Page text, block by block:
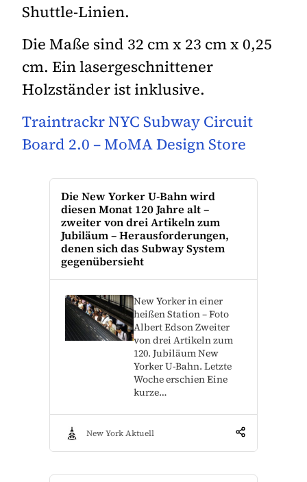
Shuttle-Linien.
Die Maße sind 32 cm x 23 cm x 0,25
cm. Ein lasergeschnittener
Holzständer ist inklusive.
Traintrackr NYC Subway Circuit
Board 2.0 – MoMA Design Store
Die New Yorker U-Bahn wird
diesen Monat 120 Jahre alt –
zweiter von drei Artikeln zum
Jubiläum – Herausforderungen,
denen sich das Subway System
gegenübersieht
New Yorker in einer
heißen Station – Foto
Albert Edson Zweiter
von drei Artikeln zum
120. Jubiläum New
Yorker U-Bahn. Letzte
Woche erschien Eine
kurze…
New York Aktuell